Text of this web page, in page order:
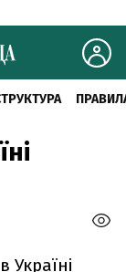
Україні